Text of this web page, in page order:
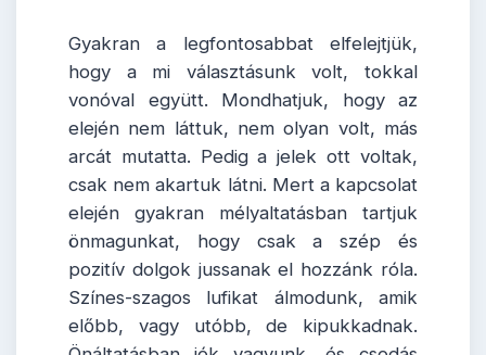
Gyakran a legfontosabbat elfelejtjük,
hogy a mi választásunk volt, tokkal
vonóval együtt. Mondhatjuk, hogy az
elején nem láttuk, nem olyan volt, más
arcát mutatta. Pedig a jelek ott voltak,
csak nem akartuk látni. Mert a kapcsolat
elején gyakran mélyaltatásban tartjuk
önmagunkat, hogy csak a szép és
pozitív dolgok jussanak el hozzánk róla.
Színes-szagos lufikat álmodunk, amik
előbb, vagy utóbb, de kipukkadnak.